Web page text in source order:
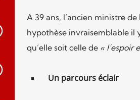
A 39 ans, l’ancien ministre
hypothèse invraisemblable il
qu’elle soit celle de « l’espoir
Un parcours éclair